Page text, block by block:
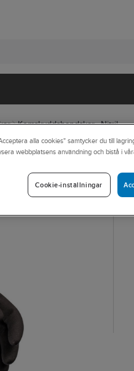
Kemskyddshandskar - Nitril
alla cookies" samtycker du till
webbplatsens användning och bistå i
Cookie-inställningar